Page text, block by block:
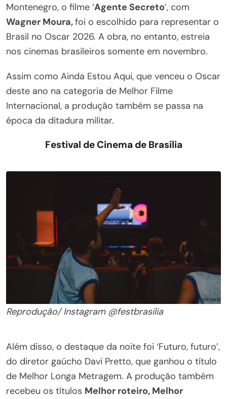
Montenegro, o filme ‘Agente Secreto‘, com
Wagner Moura,foi o escolhido para representar o
Brasil no Oscar 2026. A obra, no entanto, estreia
nos cinemas brasileiros somente em novembro.
Assim como Ainda Estou Aqui, que venceu o Oscar
deste ano na categoria de Melhor Filme
Internacional, a produção também se passa na
época da ditadura militar.
Festival de Cinema de Brasília
Reprodução/ Instagram @festbrasilia
Além disso, o destaque da noite foi ‘Futuro, futuro’,
do diretor gaúcho Davi Pretto, que ganhou o título
de Melhor Longa Metragem. A produção também
recebeu os títulos Melhor roteiro, Melhor